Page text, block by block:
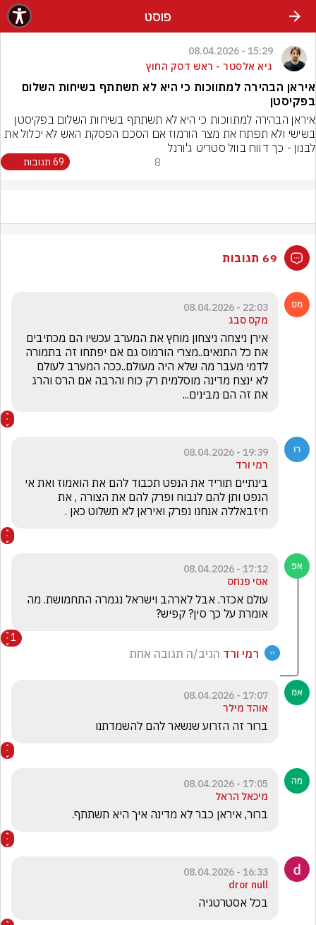
פוסט
15:29 - 08.04.2026
גיא אלסטר - ראש דסק החוץ
איראן הבהירה למתווכות כי היא לא תשתתף בשיחות השלום
בפקיסטן
בשישי ולא תפתח את מצר הורמוז אם הסכם הפסקת האש לא יכלול את
לבנון - כך דווח בוול סטריט ג'ורנל
8 69 תגובות
69 תגובות
22:03 - 08.04.2026
מקס סבג
את זה הם מבינים...
19:39 - 08.04.2026
רמי ורד
חיזבאללה אנחנו נפרק ואיראן לא תשלוט כאן .
17:12 - 08.04.2026
אסי פנחס
אומרת על כך סין? קפיש?
1
רמי ורד הגיב/ה תגובה אחת
17:07 - 08.04.2026
אוהד מילר
ברור זה הזרוע שנשאר להם להשמדתנו
17:05 - 08.04.2026
מיכאל הראל
ברור, איראן כבר לא מדינה איך היא תשתתף.
16:33 - 08.04.2026
dror null
בכל אסטרטגיה